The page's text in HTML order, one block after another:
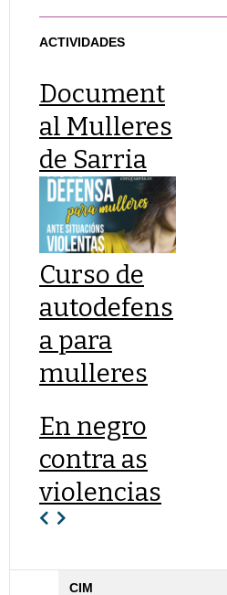
ACTIVIDADES
Document
al Mulleres
de Sarria
Curso de
autodefens
a para
mulleres
En negro
contra as
violencias
CIM